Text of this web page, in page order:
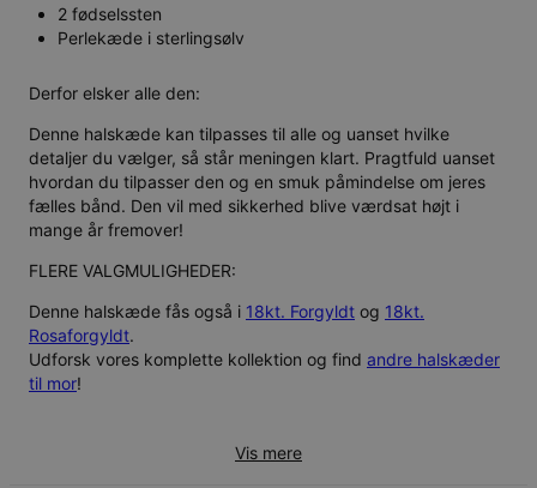
2 fødselssten
Perlekæde i sterlingsølv
Vis mere
Derfor elsker alle den:
Denne halskæde kan tilpasses til alle og uanset hvilke
detaljer du vælger, så står meningen klart. Pragtfuld uanset
hvordan du tilpasser den og en smuk påmindelse om jeres
fælles bånd. Den vil med sikkerhed blive værdsat højt i
mange år fremover!
FLERE VALGMULIGHEDER:
Denne halskæde fås også i 18kt. Forgyldt og 18kt.
Rosaforgyldt.
Udforsk vores komplette kollektion og find andre halskæder
til mor!